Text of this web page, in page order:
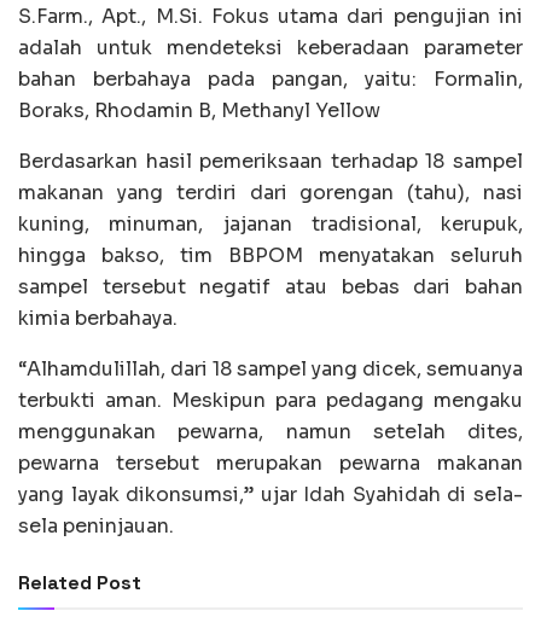
S.Farm., Apt., M.Si. Fokus utama dari pengujian ini
adalah untuk mendeteksi keberadaan parameter
bahan berbahaya pada pangan, yaitu: Formalin,
Boraks, Rhodamin B, Methanyl Yellow
Berdasarkan hasil pemeriksaan terhadap 18 sampel
makanan yang terdiri dari gorengan (tahu), nasi
kuning, minuman, jajanan tradisional, kerupuk,
hingga bakso, tim BBPOM menyatakan seluruh
sampel tersebut negatif atau bebas dari bahan
kimia berbahaya.
“Alhamdulillah, dari 18 sampel yang dicek, semuanya
terbukti aman. Meskipun para pedagang mengaku
menggunakan pewarna, namun setelah dites,
pewarna tersebut merupakan pewarna makanan
yang layak dikonsumsi,” ujar Idah Syahidah di sela-
sela peninjauan.
Related Post